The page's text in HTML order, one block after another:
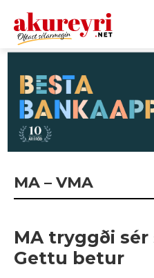
MA – VMA
MA tryggði
Gettu betur